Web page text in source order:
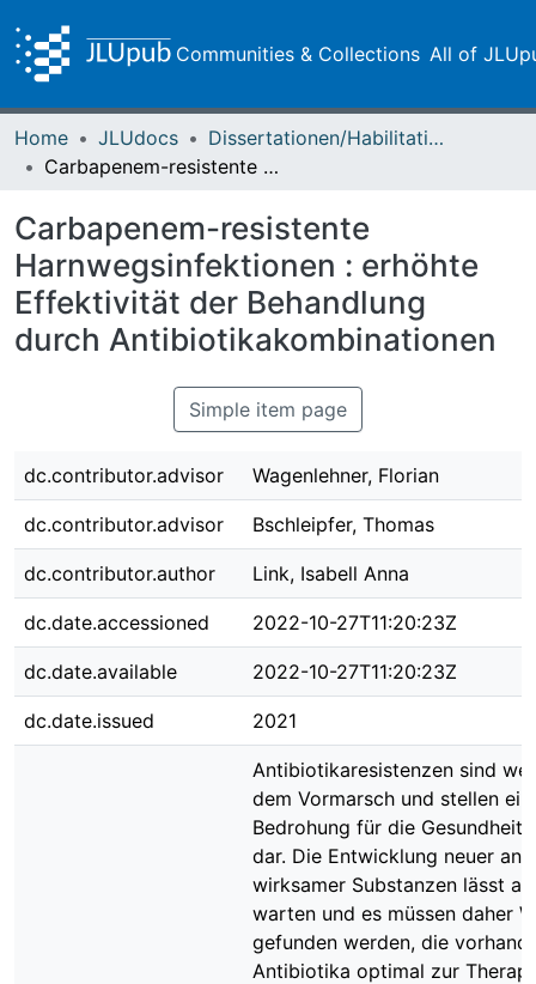
Communities & Collections All of
Home JLUdocs
Dissertationen/Habilitationen
Carbapenem-resistente Harnwegsinfektionen : erhöhte Effektivität der Behandlung durch Antibiotikakombinationen
Carbapenem-resistente
Harnwegsinfektionen : erhöhte
Effektivität der Behandlung
durch Antibiotikakombinationen
Simple item page
dc.contributor.advisor Wagenlehner, Florian
dc.contributor.advisor Bschleipfer, Thomas
dc.contributor.author Link, Isabell Anna
dc.date.accessioned 2022-10-27T11:20:23Z
dc.date.available 2022-10-27T11:20:23Z
dc.date.issued 2021
Antibiotikaresistenzen sind
dem Vormarsch und stellen
Bedrohung für die
dar. Die Entwicklung neuer
wirksamer Substanzen lässt
warten und es müssen daher
gefunden werden, die
Antibiotika optimal zur